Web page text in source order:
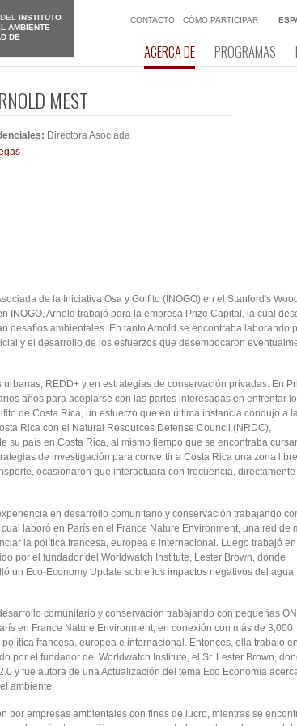
INSTITUTO
AMBIENTE
DE
CONTACTO CÓMO PARTICIPAR
ACERCA DE PROGRAMAS
MEST
Directora Asociada
de la Iniciativa Osa y Golfito (INOGO) en el Stanford's
INOGO, Arnold trabajó para la empresa Prize Capital, la cual
desafíos ambientales. En tanto Arnold se encontraba laborando
y el desarrollo de los esfuerzos que desembocaron
REDD+ y en estrategias de conservación privadas. En
años para acoplarse con las partes interesadas en enfrentar
de Costa Rica, un esfuerzo que en última instancia condujo a
Rica con el Natural Resources Defense Council (NRDC),
su país en Costa Rica, al mismo tiempo que se encontraba
de investigación para convertir a Costa Rica una zona
ocasionaron que interactuara con frecuencia, directamente
en desarrollo comunitario y conservación trabajando
laboró en París en el France Nature Environment, una red de
la política francesa, europea e internacional. Luego trabajó en
por el fundador del Worldwatch Institute, Lester Brown, donde
un Eco-Economy Update sobre los impactos negativos del agua
comunitario y conservación trabajando con pequeñas
en France Nature Environment, en conexión con más de 3,000
francesa, europea e internacional. Entonces, ella trabajó en
por el fundador del Worldwatch Institute, el Sr. Lester Brown,
y fue autora de una Actualización del tema Eco Economía
ambiente.
por empresas ambientales con fines de lucro, mientras se